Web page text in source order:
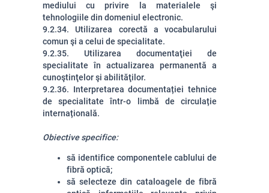
mediului cu privire la materialele şi
tehnologiile din domeniul electronic.
9.2.34. Utilizarea corectă a vocabularului
comun şi a celui de specialitate.
9.2.35. Utilizarea documentaţiei de
specialitate în actualizarea permanentă a
cunoştinţelor şi abilităţilor.
9.2.36. Interpretarea documentației tehnice
de specialitate într-o limbă de circulație
internațională.
Obiective specifice:
să identifice componentele cablului de
fibră optică;
să selecteze din cataloagele de fibră